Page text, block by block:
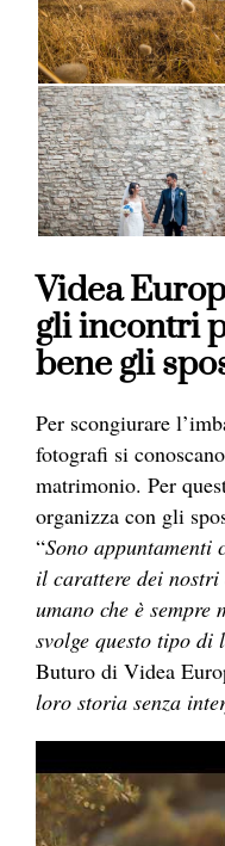
Videa
gli incontri
bene gli
Per scongiurare
fotografi si
matrimonio. Per
organizza con gli
“Sono appuntamenti
il carattere dei
umano che è
svolge questo tipo di
Buturo di Videa
loro storia senza